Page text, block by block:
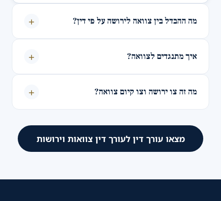
מה ההבדל בין צוואה לירושה על פי דין? +
איך מתנגדים לצוואה? +
מה זה צו ירושה וצו קיום צוואה? +
מצאו עורך דין לעורך דין צוואות וירושות